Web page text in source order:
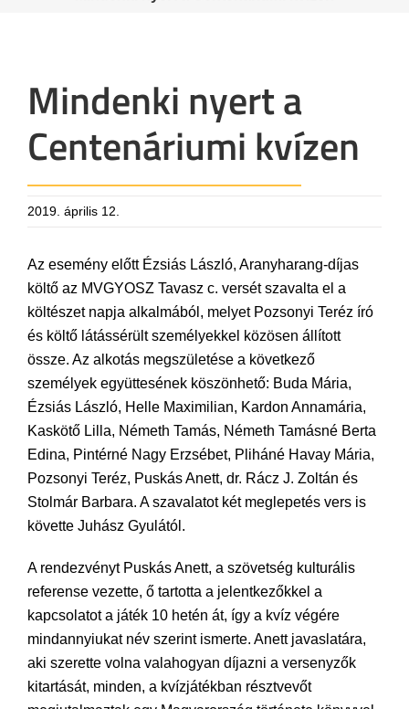
Mindenki nyert a
Centenáriumi kvízen
2019. április 12.
Az esemény előtt Ézsiás László, Aranyharang-díjas
költő az MVGYOSZ Tavasz c. versét szavalta el a
költészet napja alkalmából, melyet Pozsonyi Teréz író
és költő látássérült személyekkel közösen állított
össze. Az alkotás megszületése a következő
személyek együttesének köszönhető: Buda Mária,
Ézsiás László, Helle Maximilian, Kardon Annamária,
Kaskötő Lilla, Németh Tamás, Németh Tamásné Berta
Edina, Pintérné Nagy Erzsébet, Pliháné Havay Mária,
Pozsonyi Teréz, Puskás Anett, dr. Rácz J. Zoltán és
Stolmár Barbara. A szavalatot két meglepetés vers is
követte Juhász Gyulától.
A rendezvényt Puskás Anett, a szövetség kulturális
referense vezette, ő tartotta a jelentkezőkkel a
kapcsolatot a játék 10 hetén át, így a kvíz végére
mindannyiukat név szerint ismerte. Anett javaslatára,
aki szerette volna valahogyan díjazni a versenyzők
kitartását, minden, a kvízjátékban résztvevőt